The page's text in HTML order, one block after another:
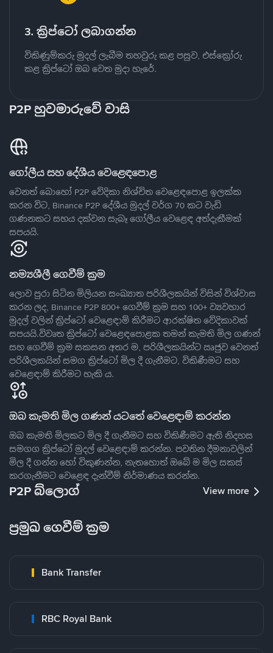
3. ක්‍රිප්ටෝ ලබාගන්න
විකිණුම්කරු මුදල් ලැබීම තහවුරු කළ පසුව, එස්ක්‍රෝරු
කළ ක්‍රිප්ටෝ ඔබ වෙත මුදා හැරේ.
P2P හුවමාරුවේ වාසි
ගෝලීය සහ දේශීය වෙළෙඳපොළ
වෙනත් බොහෝ P2P වේදිකා නිශ්චිත වෙළෙඳපොළ ඉලක්ක
කරන විට, Binance P2P දේශීය මුදල් වර්ග 70 කට වැඩි
ගණනකට සහය දක්වන සැබෑ ගෝලීය වෙළෙඳ අත්දැකීමක්
සපයයි.
නම්‍යශීලී ගෙවීම් ක්‍රම
ලොව පුරා සිටින මිලියන සංඛ්‍යාත පරිශීලකයින් විසින් විශ්වාස
කරන ලද, Binance P2P 800+ ගෙවීම් ක්‍රම සහ 100+ ව්‍යවහාර
මුදල් වලින් ක්‍රිප්ටෝ වෙළෙඳාම් කිරීමට ආරක්ෂිත වේදිකාවක්
සපයයි.විවෘත ක්‍රිප්ටෝ වෙළෙඳපොළක තමන් කැමති මිල ගණන්
සහ ගෙවීම් ක්‍රම සකසන අතර ම, පරිශීලකයින්ට ඍජුව වෙනත්
පරිශීලකයින් සමග ක්‍රිප්ටෝ මිල දී ගැනීමට, විකිණීමට සහ
වෙළෙඳාම් කිරීමට හැකි ය.
ඔබ කැමති මිල ගණන් යටතේ වෙළෙඳාම් කරන්න
ඔබ කැමති මිලකට මිල දී ගැනීමට සහ විකිණීමට ඇති නිදහස
සමගග ක්‍රිප්ටෝ මුදල් වෙළෙඳාම් කරන්න. පවතින දීමනාවලින්
මිල දී ගන්න හෝ විකුණන්න, නැතහොත් ඔබේ ම මිල සකස්
කරගැනීමට වෙළෙඳ දැන්වීම් නිර්මාණය කරන්න.
P2P බ්ලොග් View more
ප්‍රමුඛ ගෙවීම් ක්‍රම
Bank Transfer
RBC Royal Bank